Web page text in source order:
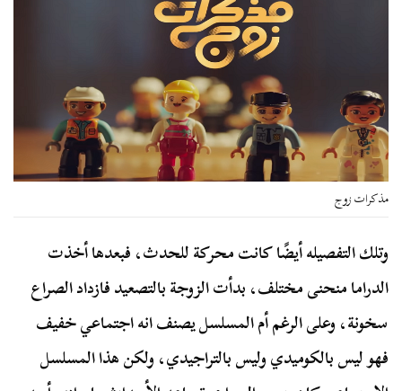
مذكرات زوج
وتلك التفصيله أيضًا كانت محركة للحدث، فبعدها أخذت
الدراما منحنى مختلف، بدأت الزوجة بالتصعيد فازداد الصراع
سخونة، وعلى الرغم أم المسلسل يصنف انه اجتماعي خفيف
فهو ليس بالكوميدي وليس بالتراجيدي، ولكن هذا المسلسل